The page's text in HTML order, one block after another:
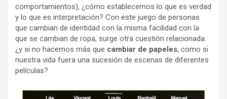
comportamientos), ¿cómo establecemos lo que es verdad
y lo que es interpretación? Con este juego de personas
que cambian de identidad con la misma facilidad con la
que se cambian de ropa, surge otra cuestión relacionada:
¿y si no hacemos más que cambiar de papeles, como si
nuestra vida fuera una sucesión de escenas de diferentes
películas?